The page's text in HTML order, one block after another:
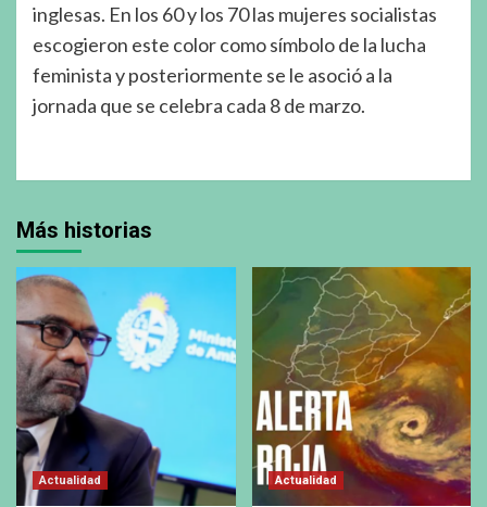
inglesas. En los 60 y los 70 las mujeres socialistas
escogieron este color como símbolo de la lucha
feminista y posteriormente se le asoció a la
jornada que se celebra cada 8 de marzo.
Más historias
Actualidad Actualidad